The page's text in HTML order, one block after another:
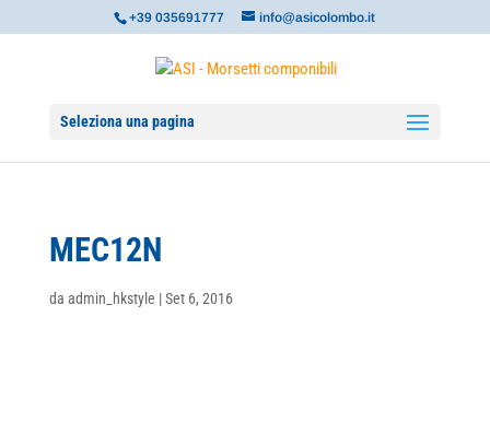
+39 035691777 info@asicolombo.it
Seleziona una pagina
MEC12N
da admin_hkstyle |Set 6, 2016